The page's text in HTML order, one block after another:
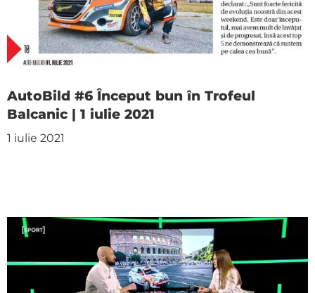
AutoBild #6 Început bun în Trofeul
Balcanic | 1 iulie 2021
1 iulie 2021